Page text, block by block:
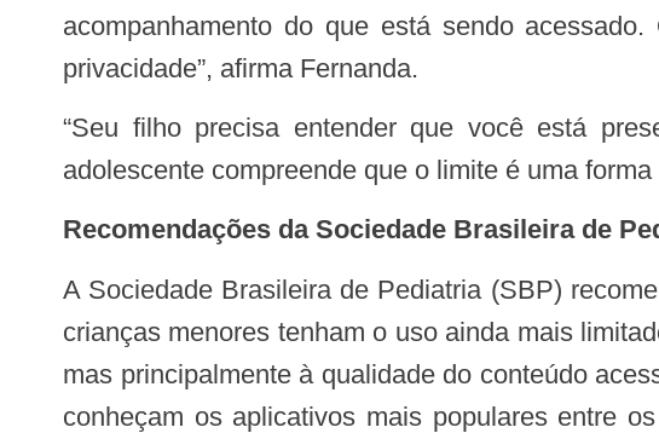
acompanhamento do que está sendo
privacidade”, afirma Fernanda.
“Seu filho precisa entender que você está presente para protegê-lo, e não apenas para vigiá-lo. Quando há conexão, o
adolescente compreende que o limite é uma
Recomendações da Sociedade Brasileira de
A Sociedade Brasileira de Pediatria (SBP) recomenda que adolescentes usem telas por, no máximo, duas horas por dia, e que
crianças menores tenham o uso ainda mais
mas principalmente à qualidade do conteúdo
conheçam os aplicativos mais populares entre